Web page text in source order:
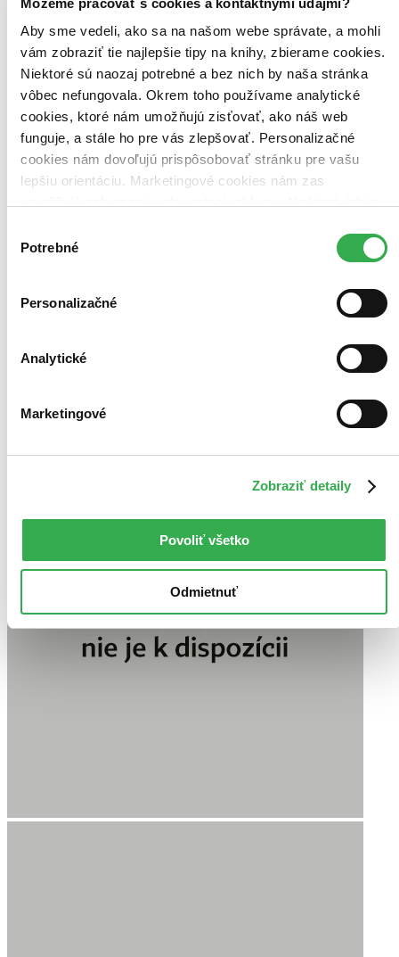
Aby sme vedeli, ako sa na našom webe správate, a mohli
vám zobraziť tie najlepšie tipy na knihy, zbierame cookies.
Niektoré sú naozaj potrebné a bez nich by naša stránka
vôbec nefungovala. Okrem toho používame analytické
cookies, ktoré nám umožňujú zisťovať, ako náš web
funguje, a stále ho pre vás zlepšovať. Personalizačné
cookies nám dovoľujú prispôsobovať stránku pre vašu
lepšiu orientáciu. Marketingové cookies nám zas
keby sme mohli používať všetky tieto cookies. Ďakujeme!
súhlasu
Potrebné
Personalizačné
Analytické
Marketingové
Zobraziť detaily
Povoliť všetko
Odmietnuť